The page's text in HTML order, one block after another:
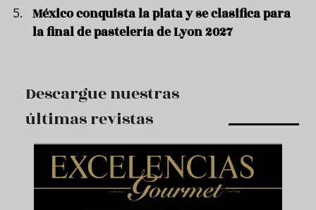
México conquista la plata y se clasifica para
la final de pastelería de Lyon 2027
Descargue nuestras
últimas revistas